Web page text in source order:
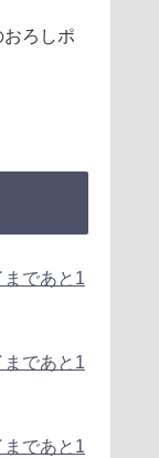
ろしポ
であと1
であと1
であと1